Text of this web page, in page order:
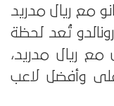
مع ريال مدريد
تُعد لحظة
ريال مدريد،
وأفضل لاعب